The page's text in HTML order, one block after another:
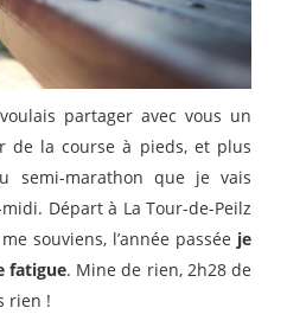
partager avec vous un
de la course à pieds, et plus
semi-marathon que je vais
Départ à La Tour-de-Peilz
souviens, l’année passée je
fatigue. Mine de rien, 2h28 de
rien !